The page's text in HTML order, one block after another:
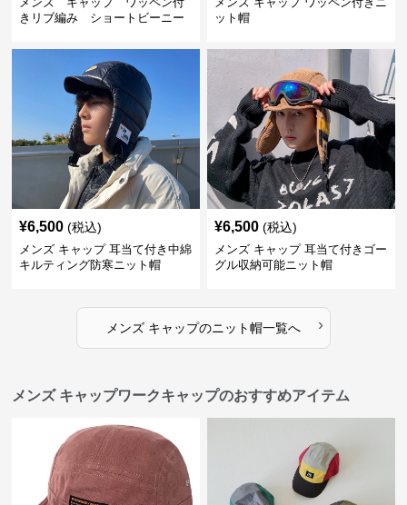
きリブ編み ショートビーニー
ット帽
¥6,500 (税込)
メンズ キャップ 耳当て付き中綿
キルティング防寒ニット帽
¥6,500 (税込)
メンズ キャップ 耳当て付きゴー
グル収納可能ニット帽
メンズ キャップのニット帽一覧へ ›
メンズ キャップワークキャップのおすすめアイテム